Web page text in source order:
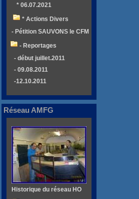
* 06.07.2021
* Actions Divers
- Pétition SAUVONS le CFM
- Reportages
- début juillet.2011
- 09.08.2011
-12.10.2011
Réseau AMFG
Historique du réseau HO